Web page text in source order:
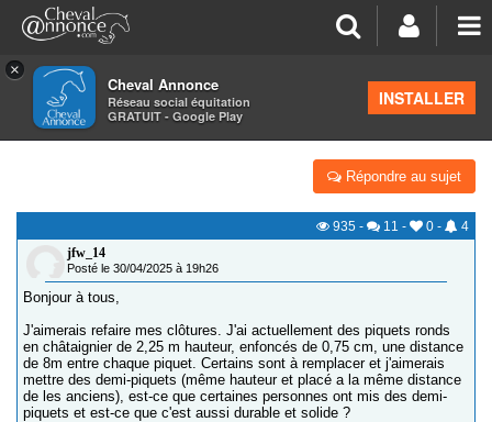
×
Cheval Annonce
Réseau social équitation
GRATUIT - Google Play
INSTALLER
>Équipements
PIQUETS DE CLÔTURE
Répondre au sujet
935 - 11 - 0 -
4
jfw_14
Posté le 30/04/2025 à 19h26
Bonjour à tous,
J'aimerais refaire mes clôtures. J'ai actuellement des piquets ronds
en châtaignier de 2,25 m hauteur, enfoncés de 0,75 cm, une distance
de 8m entre chaque piquet. Certains sont à remplacer et j'aimerais
mettre des demi-piquets (même hauteur et placé a la même distance
de les anciens), est-ce que certaines personnes ont mis des demi-
piquets et est-ce que c'est aussi durable et solide ?